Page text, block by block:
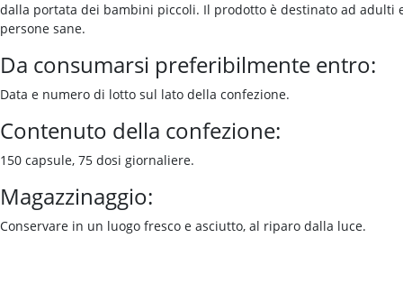
dalla portata dei bambini piccoli. Il prodotto è destinato ad adulti
persone sane.
Da consumarsi preferibilmente entro:
Data e numero di lotto sul lato della confezione.
Contenuto della confezione:
150 capsule, 75 dosi giornaliere.
Magazzinaggio:
Conservare in un luogo fresco e asciutto, al riparo dalla luce.